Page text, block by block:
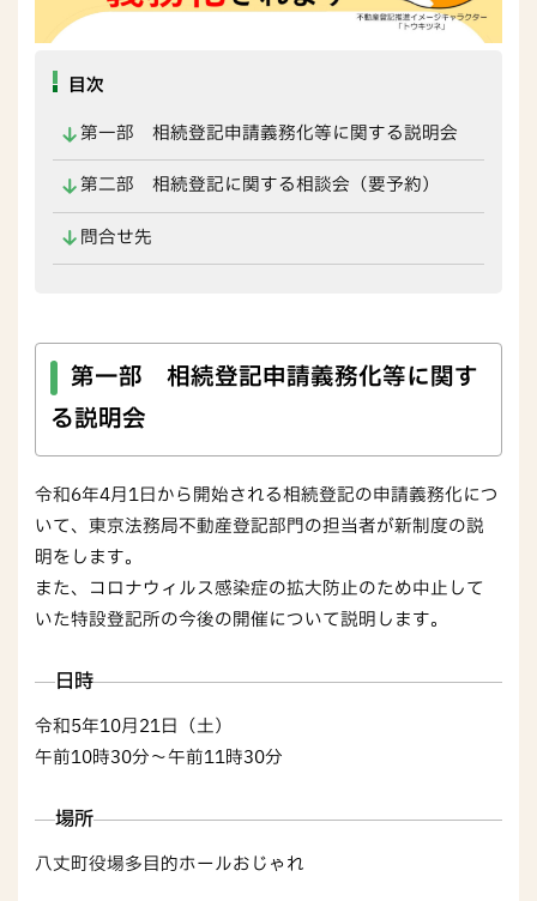
目次
第一部 相続登記申請義務化等に関する説明会
第二部 相続登記に関する相談会（要予約）
問合せ先
第一部 相続登記申請義務化等に関す
る説明会
令和6年4月1日から開始される相続登記の申請義務化につ
いて、東京法務局不動産登記部門の担当者が新制度の説
明をします。
また、コロナウィルス感染症の拡大防止のため中止して
いた特設登記所の今後の開催について説明します。
日時
令和5年10月21日（土）
午前10時30分～午前11時30分
場所
八丈町役場多目的ホールおじゃれ